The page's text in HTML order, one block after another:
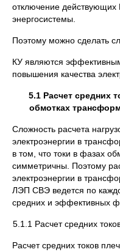
отключение действующих
энергосистемы.
Поэтому можно сделать
КУ являются
повышения качества
5.1 Расчет средних
обмотках
Сложность расчета
электроэнергии в
в том, что токи в фазах
симметричны. Поэтому
электроэнергии в
ЛЭП СВЭ ведется по
средних и эффективных
5.1.1 Расчет средних
Расчет средних токов